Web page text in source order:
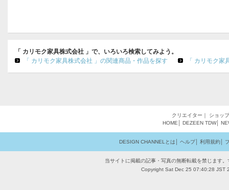
「 カリモク家具株式会社 」で、いろいろ検索してみよう。
「 カリモク家具株式会社 」の関連商品・作品を探す
「 カリモク
クリエイター ｜ ショップ
HOME
DEZEEN TDW│
DESIGN CHANNELとは ヘルプ│ 利用規約│
当サイトに掲載の記事・写真の無断転載を禁じます
Copyright Sat Dec 25 07:40:28 JST